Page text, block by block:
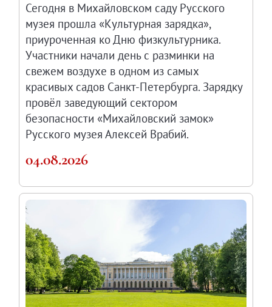
Доступный музей
Программы и мероприятия
Социально-культурные проекты
Для СМИ
О Музее
О музее
Генеральный директор
Дирекция
Дворцы и сады
Корпус Бенуа
Михайловский (Инженерный) замок
Мраморный дворец
Строгановский дворец
Домик Петра I
Летний дворец Петра I
Летний сад
Сегодня в Михайловском саду Русского
музея прошла «Культурная зарядка»,
приуроченная ко Дню физкультурника.
Участники начали день с разминки на
свежем воздухе в одном из самых
красивых садов Санкт-Петербурга. Зарядку
провёл заведующий сектором
безопасности «Михайловский замок»
Русского музея Алексей Врабий.
04.08.2026